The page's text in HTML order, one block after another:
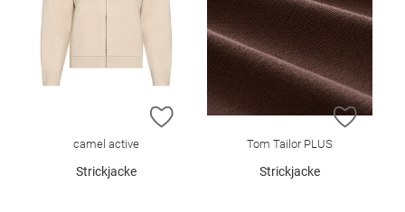
ZUR WUNSCHLISTE HINZUFÜGEN
camel active
Strickjacke
ZUR
Tom Tailor PLUS
Strickjacke